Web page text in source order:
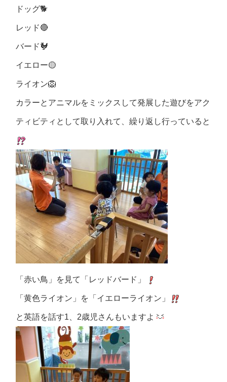
ドッグ🐕
レッド🔴
バード🐓
イエロー🟡
ライオン🦁
カラーとアニマルをミックスして発展した遊びをアク
ティビティとして取り入れて、繰り返し行っていると
「赤い鳥」を見て「レッドバード」
「黄色ライオン」を「イエローライオン」
と英語を話す1 2歳児さんもいますよ